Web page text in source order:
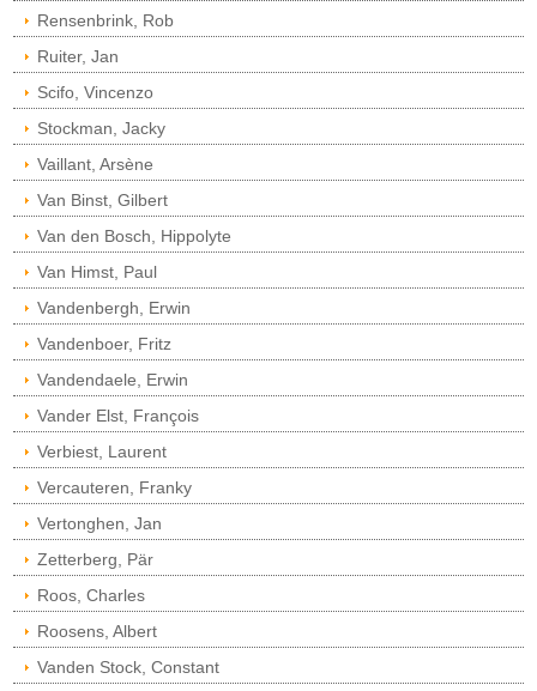
Rensenbrink, Rob
Ruiter, Jan
Scifo, Vincenzo
Stockman, Jacky
Vaillant, Arsène
Van Binst, Gilbert
Van den Bosch, Hippolyte
Van Himst, Paul
Vandenbergh, Erwin
Vandenboer, Fritz
Vandendaele, Erwin
Vander Elst, François
Verbiest, Laurent
Vercauteren, Franky
Vertonghen, Jan
Zetterberg, Pär
Roos, Charles
Roosens, Albert
Vanden Stock, Constant